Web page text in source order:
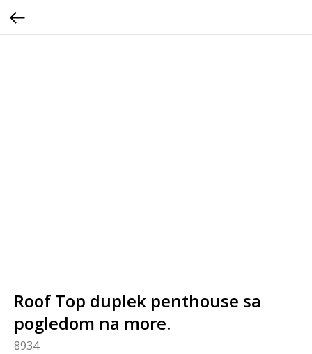
Roof Top duplek penthouse sa
pogledom na more.
8934